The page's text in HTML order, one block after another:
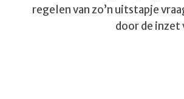
regelen van zo’n uitstapje
door de